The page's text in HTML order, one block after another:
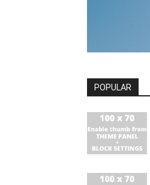
POPULAR